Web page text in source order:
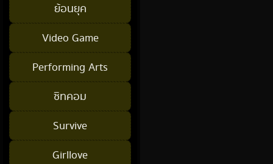
ย้อนยุค
Video Game
Performing Arts
ซิทคอม
Survive
Girllove